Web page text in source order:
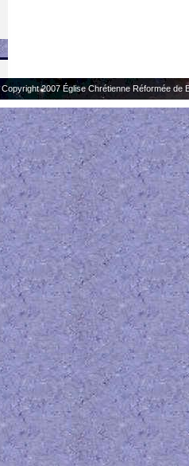
Copyright 2007 Église Chrétienne Réformée de